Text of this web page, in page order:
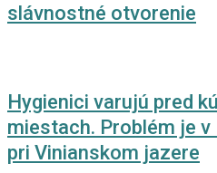
slávnostné otvorenie
Hygienici varujú pred
miestach. Problém je v
pri Vinianskom jazere